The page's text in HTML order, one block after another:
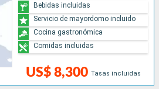
US$ 8,300 Tasas incluidas
Bebidas incluidas
Servicio de mayordomo incluido
Cocina gastronómica
Comidas incluidas